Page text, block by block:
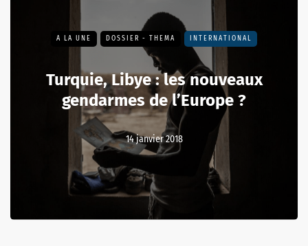
A LA UNE DOSSIER - THEMA INTERNATIONAL
Turquie, Libye : les nouveaux
gendarmes de l’Europe ?
14 janvier 2018